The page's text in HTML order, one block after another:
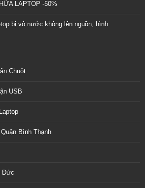
LAPTOP -50%
bị vô nước không lên nguồn, hình
Chuột
USB
Bình Thạnh
Đức